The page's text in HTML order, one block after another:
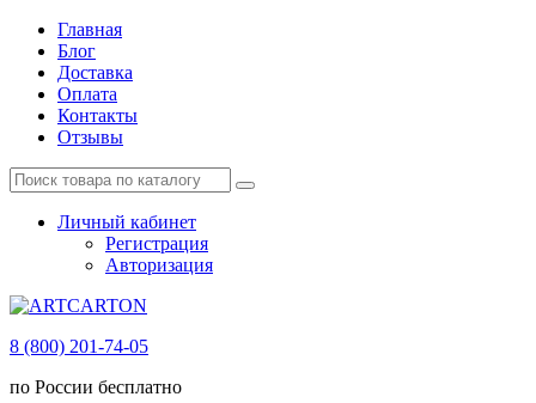
Главная
Блог
Доставка
Оплата
Контакты
Отзывы
Личный кабинет
Регистрация
Авторизация
8 (800) 201-74-05
по России бесплатно